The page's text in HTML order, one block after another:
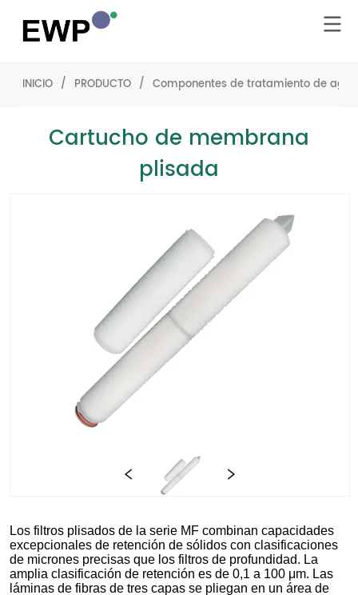
INICIO / PRODUCTO / Componentes de tratamiento de agua
Cartucho de membrana
plisada